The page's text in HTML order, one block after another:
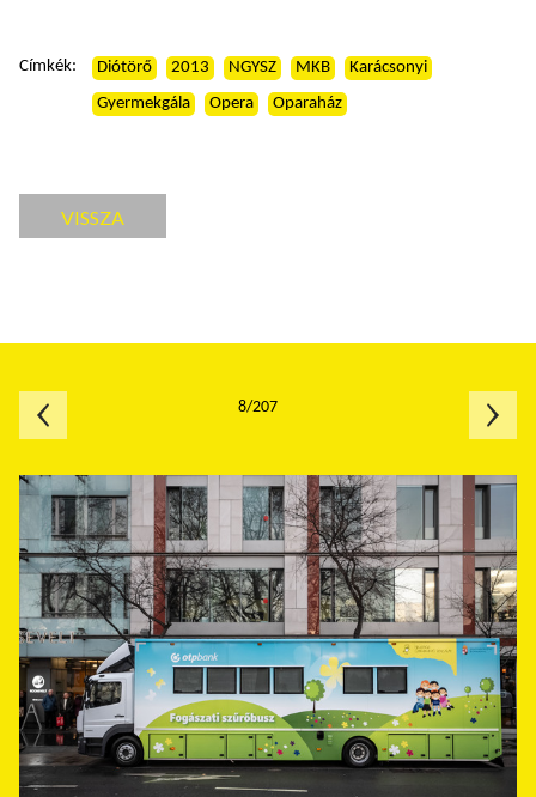
Címkék: Diótörő 2013 NGYSZ MKB
Karácsonyi
Gyermekgála
Opera Oparaház
VISSZA
8/207